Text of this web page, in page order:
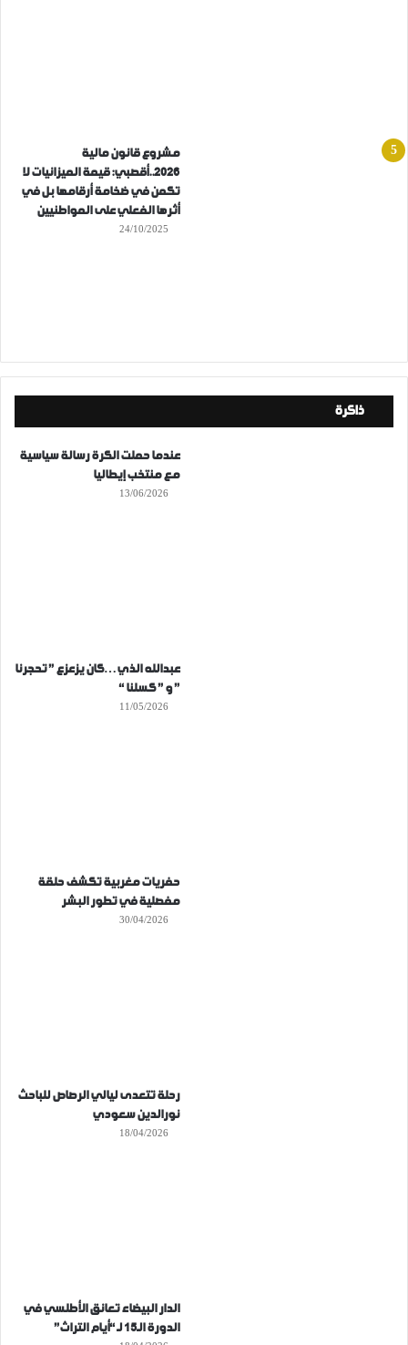
مشروع قانون مالية
2026..أقصبي: قيمة الميزانيات لا
تكمن في ضخامة أرقامها بل في
أثرها الفعلي على المواطنيين
24/10/2025
ذاكرة
عندما حملت الكرة رسالة سياسية
مع منتخب إيطاليا
13/06/2026
عبدالله الذي…كان يزعزع ” تحجرنا
” و ” كسلنا “
11/05/2026
حفريات مغربية تكشف حلقة
مفصلية في تطور البشر
30/04/2026
رحلة تتعدى ليالي الرصاص للباحث
نورالدين سعودي
18/04/2026
الدار البيضاء تعانق الأطلسي في
الدورة الـ15 لـ “أيام التراث”